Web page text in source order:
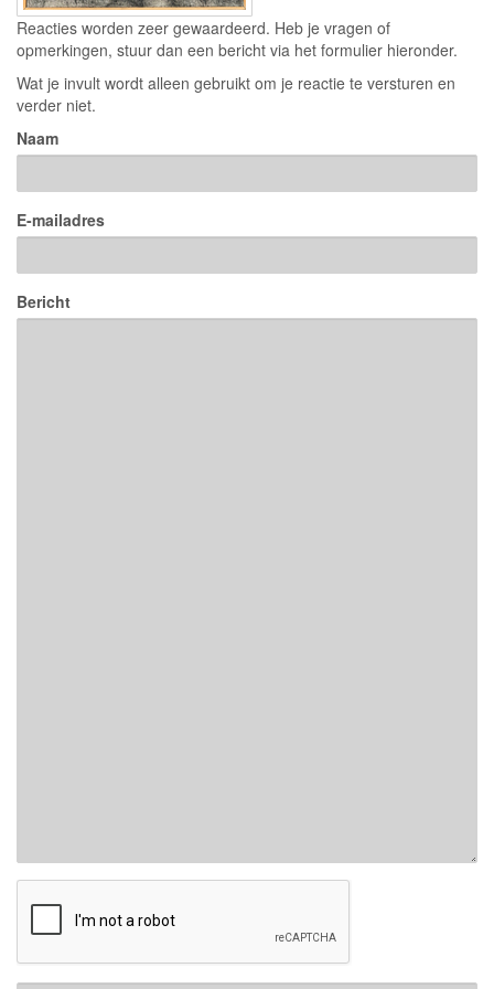
Reacties worden zeer gewaardeerd. Heb je vragen of
opmerkingen, stuur dan een bericht via het formulier hieronder.
Wat je invult wordt alleen gebruikt om je reactie te versturen en
verder niet.
Naam
E-mailadres
Bericht